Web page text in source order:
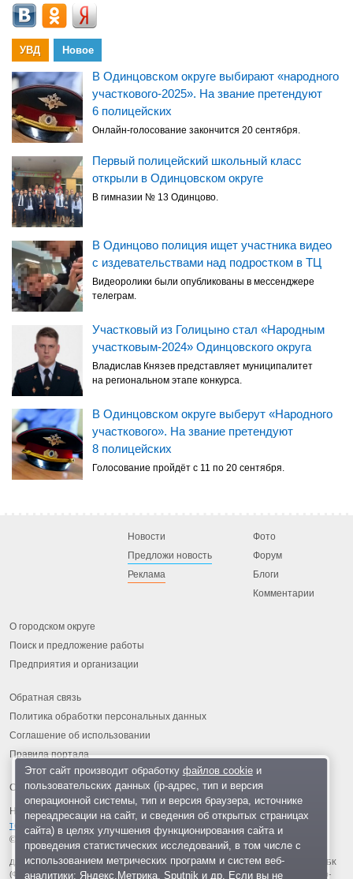
УВД Новое
В Одинцовском округе выбирают «народного
участкового-2025». На звание претендуют
6 полицейских
Онлайн-голосование закончится 20 сентября.
Первый полицейский школьный класс
открыли в Одинцовском округе
В гимназии № 13 Одинцово.
В Одинцово полиция ищет участника видео
с издевательствами над подростком в ТЦ
Видеоролики были опубликованы в мессенджере
телеграм.
Участковый из Голицыно стал «Народным
участковым-2024» Одинцовского округа
Владислав Князев представляет муниципалитет
на региональном этапе конкурса.
В Одинцовском округе выберут «Народного
участкового». На звание претендуют
8 полицейских
Голосование пройдёт с 11 по 20 сентября.
Новости
Предложи новость
Реклама
Фото
Форум
Блоги
Комментарии
О городском округе
Поиск и предложение работы
Предприятия и организации
Обратная связь
Политика обработки персональных данных
Соглашение об использовании
Правила портала
На информационном ресурсе применяются рекомендательные
технологии
© 2013-2026 «ОИНФО»,
сделано в Одинцово
Для читателей: В России признаны экстремистскими и запрещены организации ФБК
(Фонд борьбы с коррупцией, признан иноагентом), Штабы Навального, «Национал-
Этот сайт производит обработку файлов cookieи
пользовательских данных (ip-адрес, тип и версия
операционной системы, тип и версия браузера, источнике
переадресации на сайт, и сведения об открытых страницах
сайта) в целях улучшения функционирования сайта и
проведения статистических исследований, в том числе с
использованием метрических программ и систем веб-
аналитики: Яндекс.Метрика, Sputnik и др. Если вы не